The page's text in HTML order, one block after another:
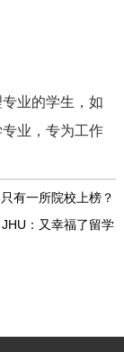
业的学生，如
业，专为工作
有一所院校上榜？
：又幸福了留学